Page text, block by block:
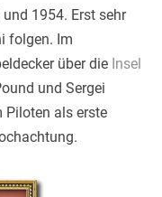
1954. Erst sehr
folgen. Im
über die Insel
und Sergei
Piloten als erste